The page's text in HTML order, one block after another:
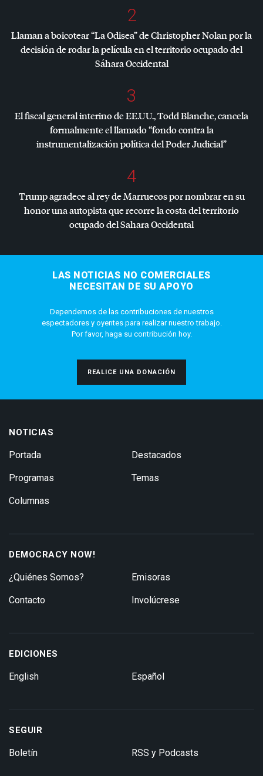
2
Llaman a boicotear “La Odisea” de Christopher Nolan por la
decisión de rodar la película en el territorio ocupado del
Sáhara Occidental
3
El fiscal general interino de EE.UU., Todd Blanche, cancela
formalmente el llamado “fondo contra la
instrumentalización política del Poder Judicial”
4
Trump agradece al rey de Marruecos por nombrar en su
honor una autopista que recorre la costa del territorio
ocupado del Sahara Occidental
LAS NOTICIAS NO COMERCIALES
NECESITAN DE SU APOYO
Dependemos de las contribuciones de nuestros
espectadores y oyentes para realizar nuestro trabajo.
Por favor, haga su contribución hoy.
REALICE UNA DONACIÓN
NOTICIAS
Portada
Programas
Columnas
Destacados
Temas
DEMOCRACY NOW!
¿Quiénes Somos?
Contacto
Emisoras
Involúcrese
EDICIONES
English Español
SEGUIR
Boletín RSS y Podcasts